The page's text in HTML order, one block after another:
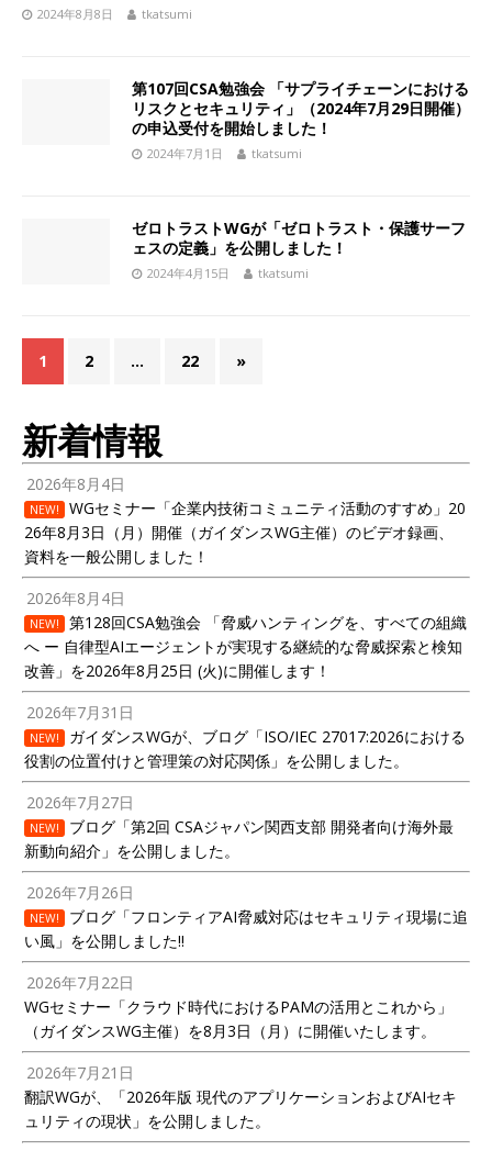
2024年8月8日 tkatsumi
第107回CSA勉強会 「サプライチェーンにおける
リスクとセキュリティ」（2024年7月29日開催）
の申込受付を開始しました！
2024年7月1日 tkatsumi
ゼロトラストWGが「ゼロトラスト・保護サーフ
ェスの定義」を公開しました！
2024年4月15日 tkatsumi
1 2 … 22 »
新着情報
2026年8月4日
NEW!
WGセミナー「企業内技術コミュニティ活動のすすめ」20
26年8月3日（月）開催（ガイダンスWG主催）のビデオ録画、
資料を一般公開しました！
2026年8月4日
NEW!
第128回CSA勉強会 「脅威ハンティングを、すべての組織
へ ー 自律型AIエージェントが実現する継続的な脅威探索と検知
改善」を2026年8月25日 (火)に開催します！
2026年7月31日
NEW!
ガイダンスWGが、ブログ「ISO/IEC 27017:2026における
役割の位置付けと管理策の対応関係」を公開しました。
2026年7月27日
NEW!
ブログ「第2回 CSAジャパン関西支部 開発者向け海外最
新動向紹介」を公開しました。
2026年7月26日
NEW!
ブログ「フロンティアAI脅威対応はセキュリティ現場に追
い風」を公開しました!!
2026年7月22日
WGセミナー「クラウド時代におけるPAMの活用とこれから」
（ガイダンスWG主催）を8月3日（月）に開催いたします。
2026年7月21日
翻訳WGが、「2026年版 現代のアプリケーションおよびAIセキ
ュリティの現状」を公開しました。